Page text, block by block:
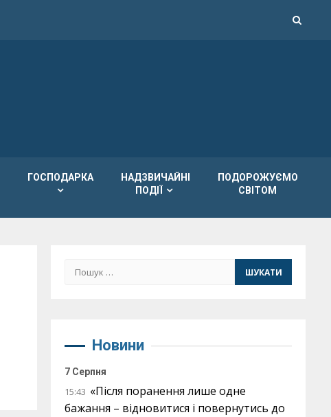
ГОСПОДАРКА
НАДЗВИЧАЙНІ
ПОДІЇ
ПОДОРОЖУЄМО
СВІТОМ
Пошук:
Новини
7 Серпня
15:43 «Після поранення лише одне
бажання – відновитися і повернутись до